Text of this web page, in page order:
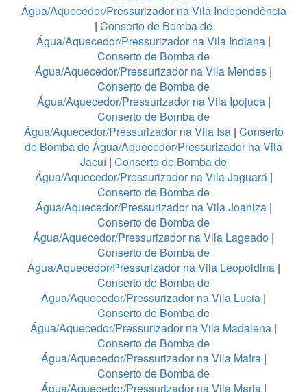
Água/Aquecedor/Pressurizador na Vila Independência
| Conserto de Bomba de
Água/Aquecedor/Pressurizador na Vila Indiana |
Conserto de Bomba de
Água/Aquecedor/Pressurizador na Vila Mendes |
Conserto de Bomba de
Água/Aquecedor/Pressurizador na Vila Ipojuca|
Conserto de Bomba de
Água/Aquecedor/Pressurizador na Vila Isa| Conserto
de Bomba de Água/Aquecedor/Pressurizador na Vila
Jacuí| Conserto de Bomba de
Água/Aquecedor/Pressurizador na Vila Jaguará|
Conserto de Bomba de
Água/Aquecedor/Pressurizador na Vila Joaniza|
Conserto de Bomba de
Água/Aquecedor/Pressurizador na Vila Lageado |
Conserto de Bomba de
Água/Aquecedor/Pressurizador na Vila Leopoldina|
Conserto de Bomba de
Água/Aquecedor/Pressurizador na Vila Lucia |
Conserto de Bomba de
Água/Aquecedor/Pressurizador na Vila Madalena |
Conserto de Bomba de
Água/Aquecedor/Pressurizador na Vila Mafra |
Conserto de Bomba de
Água/Aquecedor/Pressurizador na Vila Maria|